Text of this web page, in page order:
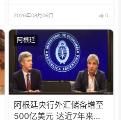
2026年08月06日 0
阿根廷
阿根廷央行外汇储备增至
500亿美元 达近7年来最